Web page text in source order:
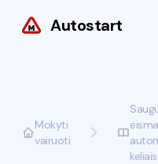
Autostart
Mokyti
vairuoti
keliais